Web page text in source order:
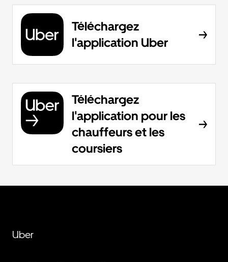
Téléchargez
l'application Uber
Téléchargez
l'application pour les
chauffeurs et les
coursiers
Uber